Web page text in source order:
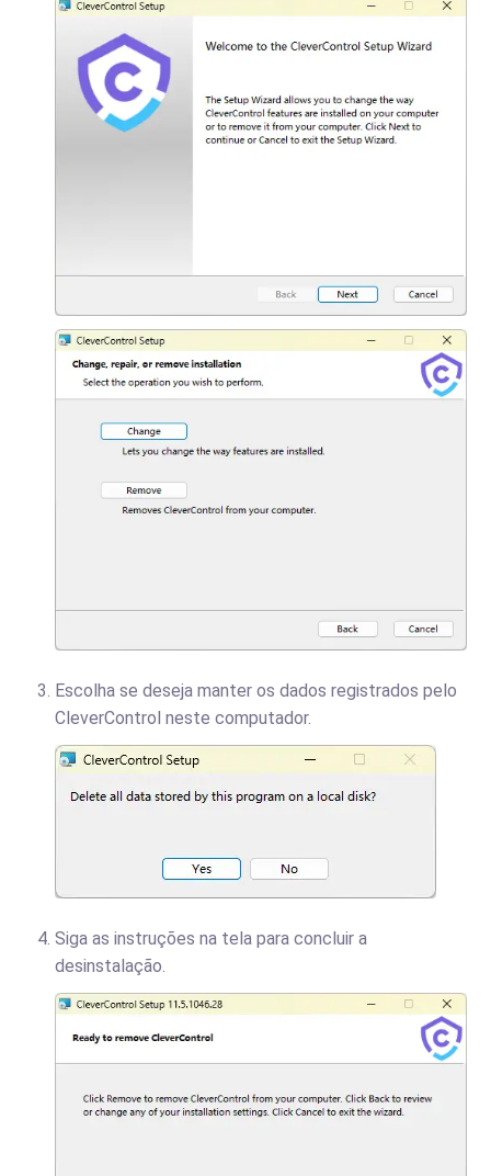
Escolha se deseja manter os dados registrados pelo
CleverControl neste computador.
Siga as instruções na tela para concluir a
desinstalação.